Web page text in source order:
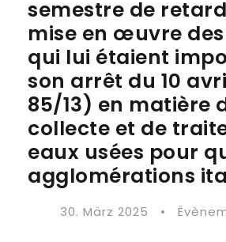
semestre de
mise en œuvre
qui lui étaient
son arrêt du 10
85/13) en matière
collecte et de
eaux usées pour
agglomérations
30. März 2025 •